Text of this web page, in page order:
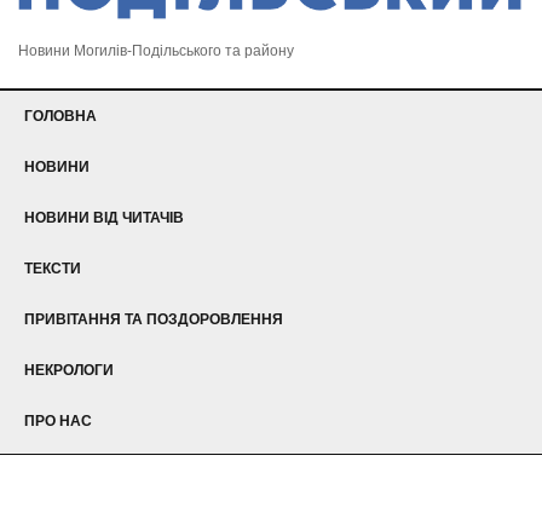
Новини Могилів-Подільського та району
ГОЛОВНА
НОВИНИ
НОВИНИ ВІД ЧИТАЧІВ
ТЕКСТИ
ПРИВІТАННЯ ТА ПОЗДОРОВЛЕННЯ
НЕКРОЛОГИ
ПРО НАС